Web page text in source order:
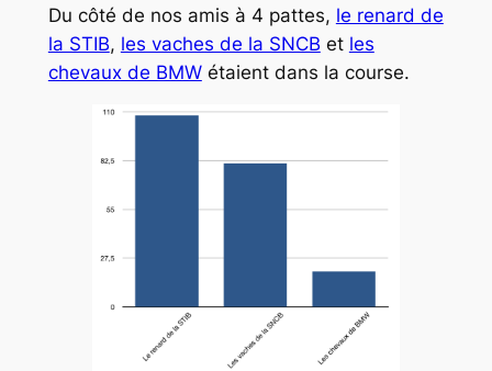
Du côté de nos amis à 4 pattes, le renard de
la STIB, les vaches de la SNCB et les
chevaux de BMWétaient dans la course.